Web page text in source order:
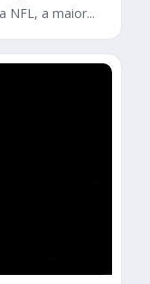
NFL, a maior...